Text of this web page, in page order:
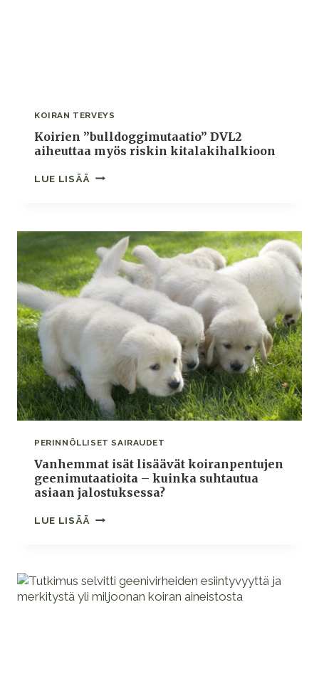
KOIRAN TERVEYS
Koirien ”bulldoggimutaatio” DVL2
aiheuttaa myös riskin kitalakihalkioon
LUE LISÄÄ KOIRIEN
RISKIN
KITALAKIHALKIOON
PERINNÖLLISET SAIRAUDET
Vanhemmat isät lisäävät koiranpentujen
geenimutaatioita – kuinka suhtautua
asiaan jalostuksessa?
LUE LISÄÄ VANHEMMAT
–
KUINKA
SUHTAUTUA